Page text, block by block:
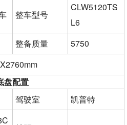
整车型号
CLW5120TS
L6
整备质量
5750
盘配置
驾驶室 凯普特